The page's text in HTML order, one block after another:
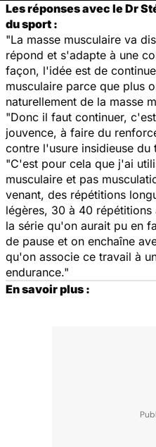
Les réponses avec le Dr
du sport :
"La masse musculaire va
répond et s'adapte à une
façon, l'idée est de
musculaire parce que plus
naturellement de la masse
"Donc il faut continuer,
jouvence, à faire du
contre l'usure insidieuse du
"C'est pour cela que j'ai
musculaire et pas
venant, des répétitions
légères, 30 à 40
la série qu'on aurait pu en
de pause et on enchaîne
qu'on associe ce travail à
endurance."
En savoir plus :